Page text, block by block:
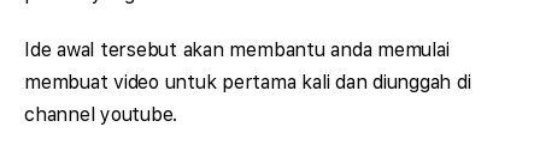
Ide awal tersebut akan membantu anda memulai
membuat video untuk pertama kali dan diunggah di
channel youtube.